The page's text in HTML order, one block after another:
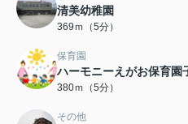
清美幼稚園
369ｍ（5分）
保育園
ハーモニーえがお保育園
380ｍ（5分）
その他